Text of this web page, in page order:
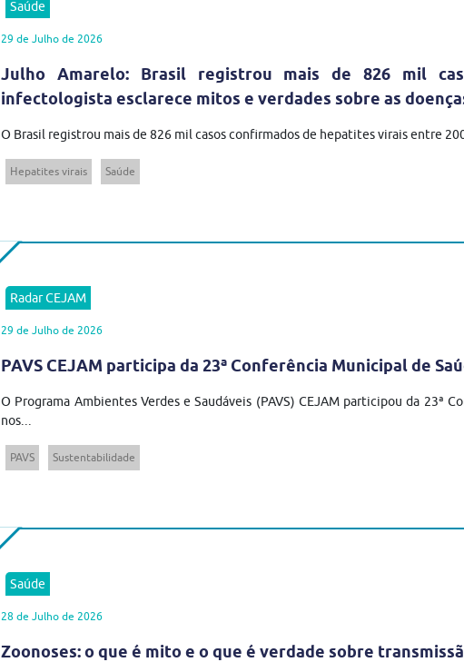
Saúde
29 de Julho de 2026
Julho Amarelo: Brasil registrou mais de 826 mil
infectologista esclarece mitos e verdades sobre as
O Brasil registrou mais de 826 mil casos confirmados de hepatites virais entre
Hepatites virais Saúde
Radar CEJAM
29 de Julho de 2026
PAVS CEJAM participa da 23ª Conferência Municipal de
O Programa Ambientes Verdes e Saudáveis (PAVS) CEJAM participou da 23ª
nos...
PAVS Sustentabilidade
Saúde
28 de Julho de 2026
Zoonoses: o que é mito e o que é verdade sobre